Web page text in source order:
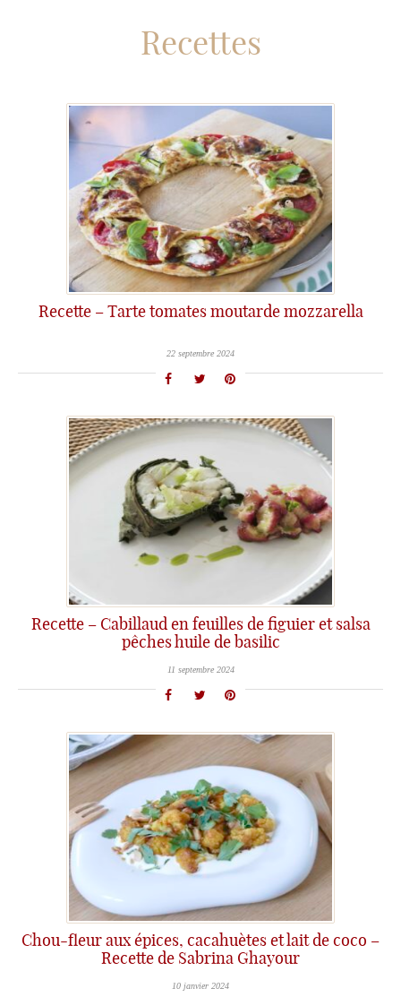
Recettes
Recette – Tarte tomates moutarde mozzarella
22 septembre 2024
Recette – Cabillaud en feuilles de figuier et salsa
pêches huile de basilic
11 septembre 2024
Chou-fleur aux épices, cacahuètes et lait de coco –
Recette de Sabrina Ghayour
10 janvier 2024